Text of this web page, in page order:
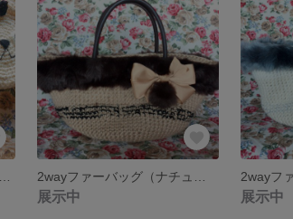
展示中 展示中